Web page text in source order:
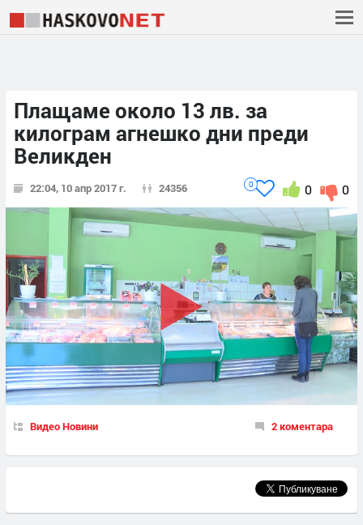
Плащаме около 13 лв. за
килограм агнешко дни преди
Великден
22:04, 10 апр 2017 г. 24356 0
0
0
Видео Новини 2 коментара